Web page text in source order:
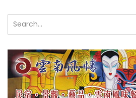
搜
尋...